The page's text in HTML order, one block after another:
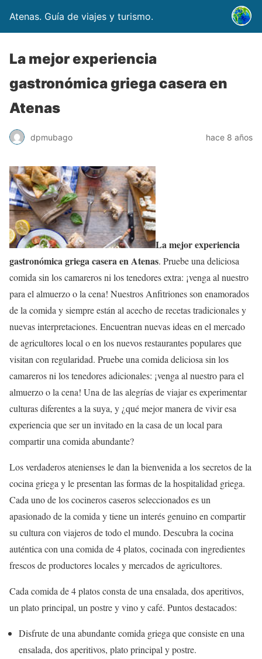
Atenas. Guía de viajes y turismo.
La mejor experiencia
gastronómica griega casera en
Atenas
dpmubago hace 8 años
La mejor experiencia
gastronómica griega casera en Atenas. Pruebe una deliciosa
comida sin los camareros ni los tenedores extra: ¡venga al nuestro
para el almuerzo o la cena! Nuestros Anfitriones son enamorados
de la comida y siempre están al acecho de recetas tradicionales y
nuevas interpretaciones. Encuentran nuevas ideas en el mercado
de agricultores local o en los nuevos restaurantes populares que
visitan con regularidad. Pruebe una comida deliciosa sin los
camareros ni los tenedores adicionales: ¡venga al nuestro para el
almuerzo o la cena! Una de las alegrías de viajar es experimentar
culturas diferentes a la suya, y ¿qué mejor manera de vivir esa
experiencia que ser un invitado en la casa de un local para
compartir una comida abundante?
Los verdaderos atenienses le dan la bienvenida a los secretos de la
cocina griega y le presentan las formas de la hospitalidad griega.
Cada uno de los cocineros caseros seleccionados es un
apasionado de la comida y tiene un interés genuino en compartir
su cultura con viajeros de todo el mundo. Descubra la cocina
auténtica con una comida de 4 platos, cocinada con ingredientes
frescos de productores locales y mercados de agricultores.
Cada comida de 4 platos consta de una ensalada, dos aperitivos,
un plato principal, un postre y vino y café. Puntos destacados:
Disfrute de una abundante comida griega que consiste en una
ensalada, dos aperitivos, plato principal y postre.